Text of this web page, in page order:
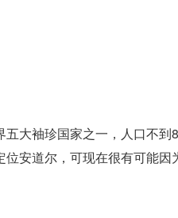
大袖珍国家之一，人口不
安道尔，可现在很有可能因